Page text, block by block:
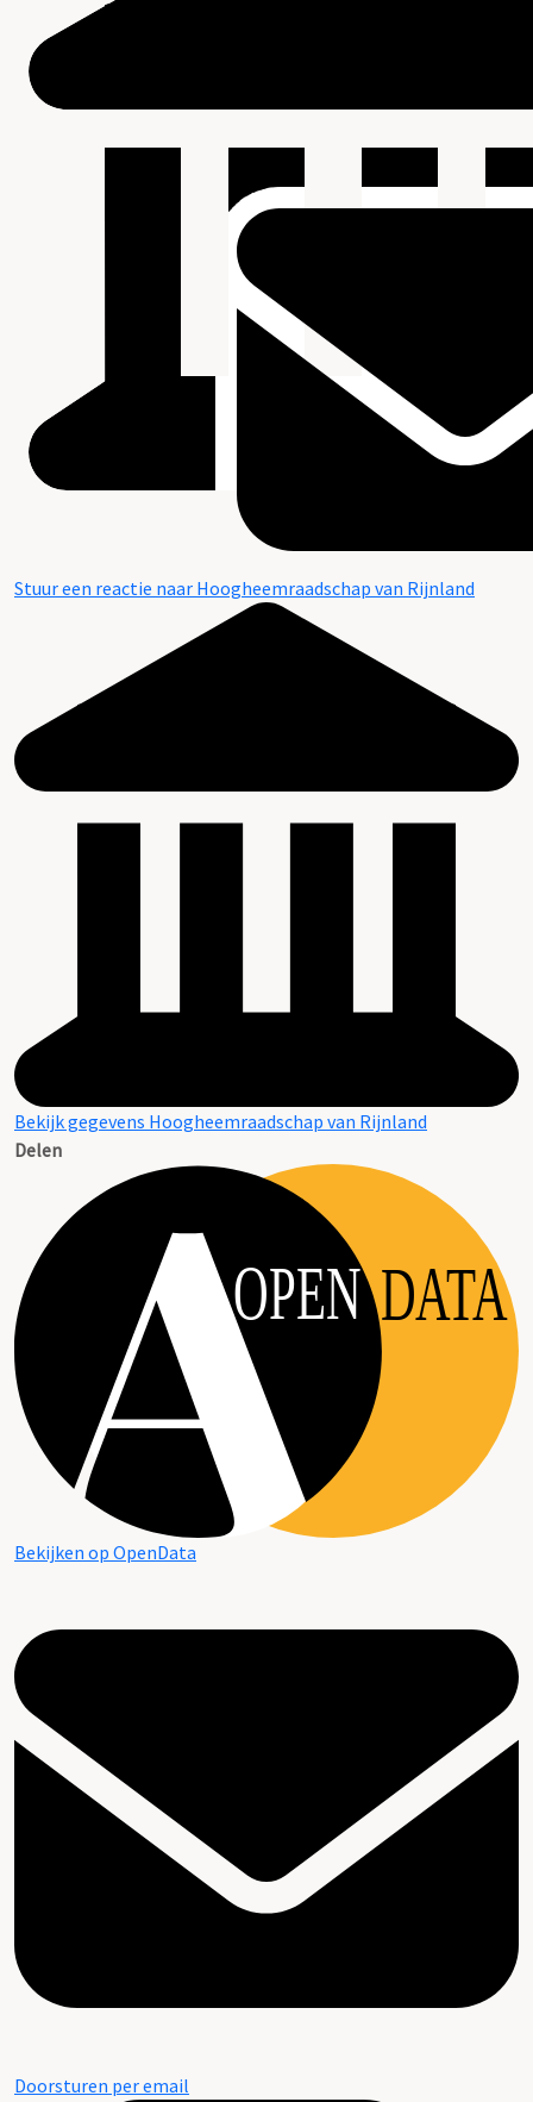
Stuur een reactie naar Hoogheemraadschap van Rijnland
Bekijk gegevens Hoogheemraadschap van Rijnland
Delen
OPEN DATA
Bekijken op OpenData
Doorsturen per email